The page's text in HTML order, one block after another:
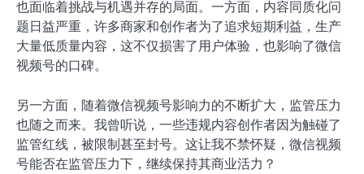
也面临着挑战与机遇并存的局面。一方面，内容同质化问
题日益严重，许多商家和创作者为了追求短期利益，生产
大量低质量内容，这不仅损害了用户体验，也影响了微信
视频号的口碑。
另一方面，随着微信视频号影响力的不断扩大，监管压力
也随之而来。我曾听说，一些违规内容创作者因为触碰了
监管红线，被限制甚至封号。这让我不禁怀疑，微信视频
号能否在监管压力下，继续保持其商业活力？